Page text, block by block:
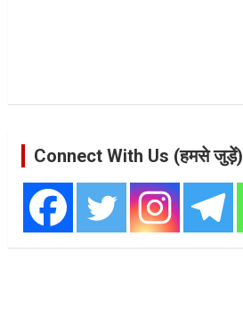
Connect With Us (हमसे जुड़ें)